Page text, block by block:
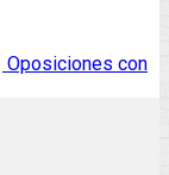
Oposiciones con